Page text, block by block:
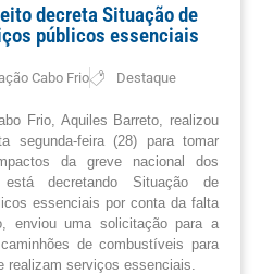
decreta Situação de
públicos essenciais
Cabo Frio Destaque
Frio, Aquiles Barreto, realizou
segunda-feira (28) para tomar
da greve nacional dos
decretando Situação de
essenciais por conta da falta
enviou uma solicitação para a
de combustíveis para
realizam serviços essenciais.